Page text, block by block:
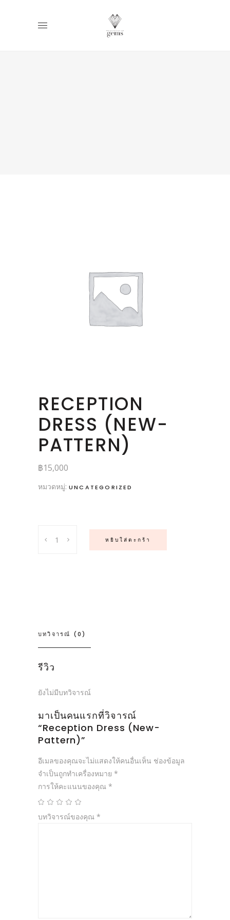
RECEPTION
DRESS (NEW-
PATTERN)
฿15,000
หมวดหมู่: UNCATEGORIZED
หยิบใส่ตะกร้า
บทวิจารณ์ (0)
รีวิว
ยังไม่มีบทวิจารณ์
มาเป็นคนแรกที่วิจารณ์
“Reception Dress (New-
Pattern)”
อีเมลของคุณจะไม่แสดงให้คนอื่นเห็น ช่องข้อมูล
จำเป็นถูกทำเครื่องหมาย *
การให้คะแนนของคุณ *
บทวิจารณ์ของคุณ *